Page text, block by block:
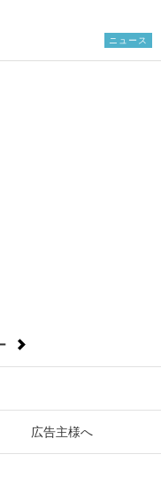
ニュース
広告主様へ